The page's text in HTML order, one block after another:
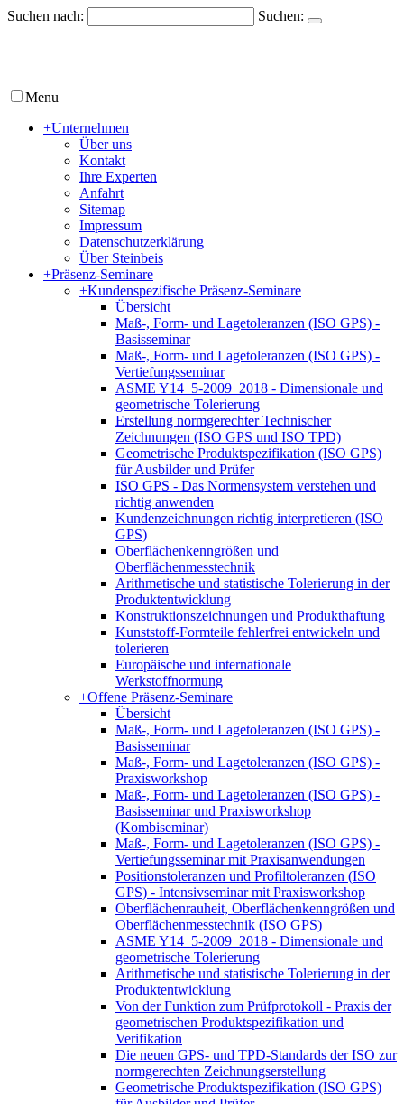
Suchen nach: Suchen:
Menu
+Unternehmen
Über uns
Kontakt
Ihre Experten
Anfahrt
Sitemap
Impressum
Datenschutzerklärung
Über Steinbeis
+Präsenz-Seminare
+Kundenspezifische Präsenz-Seminare
Übersicht
Maß-, Form- und Lagetoleranzen (ISO GPS) -
Basisseminar
Maß-, Form- und Lagetoleranzen (ISO GPS) -
Vertiefungsseminar
ASME Y14_5-2009_2018 - Dimensionale und
geometrische Tolerierung
Erstellung normgerechter Technischer
Zeichnungen (ISO GPS und ISO TPD)
Geometrische Produktspezifikation (ISO GPS)
für Ausbilder und Prüfer
ISO GPS - Das Normensystem verstehen und
richtig anwenden
Kundenzeichnungen richtig interpretieren (ISO
GPS)
Oberflächenkenngrößen und
Oberflächenmesstechnik
Arithmetische und statistische Tolerierung in der
Produktentwicklung
Konstruktionszeichnungen und Produkthaftung
Kunststoff-Formteile fehlerfrei entwickeln und
tolerieren
Europäische und internationale
Werkstoffnormung
+Offene Präsenz-Seminare
Übersicht
Maß-, Form- und Lagetoleranzen (ISO GPS) -
Basisseminar
Maß-, Form- und Lagetoleranzen (ISO GPS) -
Praxisworkshop
Maß-, Form- und Lagetoleranzen (ISO GPS) -
Basisseminar und Praxisworkshop
(Kombiseminar)
Maß-, Form- und Lagetoleranzen (ISO GPS) -
Vertiefungsseminar mit Praxisanwendungen
Positionstoleranzen und Profiltoleranzen (ISO
GPS) - Intensivseminar mit Praxisworkshop
Oberflächenrauheit, Oberflächenkenngrößen und
Oberflächenmesstechnik (ISO GPS)
ASME Y14_5-2009_2018 - Dimensionale und
geometrische Tolerierung
Arithmetische und statistische Tolerierung in der
Produktentwicklung
Von der Funktion zum Prüfprotokoll - Praxis der
geometrischen Produktspezifikation und
Verifikation
Die neuen GPS- und TPD-Standards der ISO zur
normgerechten Zeichnungserstellung
Geometrische Produktspezifikation (ISO GPS)